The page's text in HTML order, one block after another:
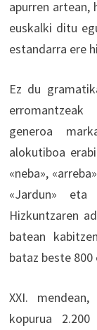
apurren artean,
euskalki ditu
estandarra ere
Ez du
generoa
alokutiboa
«neba»,
«Jardun»
Hizkuntzaren
batean
bataz beste
XXI.
kopurua